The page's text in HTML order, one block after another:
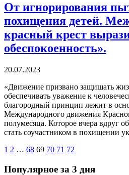
От игнорирования
похищения детей.
красный крест
обеспокоенность».
20.07.2023
«Движение призвано защищать
обеспечивать уважение к
благородный принцип лежит в
Международного движения
полумесяца. Которое вчера вдруг
стать соучастником в похищении
1 2 … 68 69 70 71 72
Популярное за 3 дня